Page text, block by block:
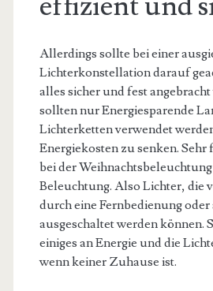
Allerdings sollte bei einer
Lichterkonstellation darauf
alles sicher und fest
sollten nur Energiesparende
Lichterketten verwendet
Energiekosten zu senken.
bei der Weihnachtsbeleuchtung
Beleuchtung. Also Lichter, die
durch eine Fernbedienung
ausgeschaltet werden können.
einiges an Energie und die
wenn keiner Zuhause ist.